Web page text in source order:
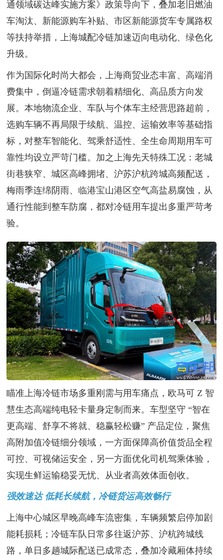
通领域碳达峰实施方案》政策导向下，叠加老旧燃油
车淘汰、新能源购车补贴、市区新能源货车专属路权
等扶持举措，上海城配冷链加速迈向电动化、绿色化
升级。
作为国际化时尚大都会，上海商贸业态丰富、高端消
费集中，倒逼冷链需求朝着精细化、高品质方向发
展。本地物流企业、车队与个体车主经营思路超前，
选购车辆不再局限于续航、温控、运输效率等基础指
标，对整车智能化、驾乘舒适性、全生命周期用车可
靠性均设立严苛门槛。加之上海先天特殊工况：老城
街巷狭窄、城区高峰拥堵、沪苏沪杭跨城高频配送，
梅雨季连绵阴雨、临港宝山港区空气高盐易腐蚀，从
通行性能到整车防腐，都对冷链用车提出多重严苛考
验。
瞄准上海冷链市场多重刚需与用车痛点，欧马可 Z 智
慧生态高端纯电轻卡量身定制而来。车型坚守 “智在
更高端、舒享不将就、稳赢轻松赚” 产品定位，聚焦
高附加值冷链细分领域，一方面保障高价值货品全程
可控、可视储运安全，另一方面优化司机驾乘体验，
实现生鲜运输稳妥无忧、从业者高效体面创收。
强效速达 低耗长续航，冷链货运高效畅行
上海中心城区早晚高峰车流密集，车辆频繁启停加剧
能耗损耗；冷链车队日常多往返沪苏、沪杭跨城线
路，单日多趟城际配送已成常态，叠加冷藏厢体持续